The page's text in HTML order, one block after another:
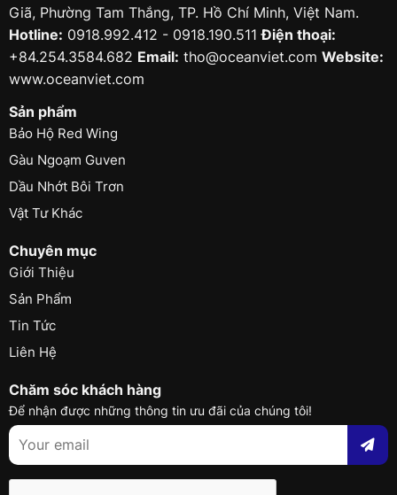
Giã, Phường Tam Thắng, TP. Hồ Chí Minh, Việt Nam.
Hotline: 0918.992.412 - 0918.190.511Điện thoại:
+84.254.3584.682 Email: tho@oceanviet.com Website:
www.oceanviet.com
Sản phẩm
Bảo Hộ Red Wing
Gàu Ngoạm Guven
Dầu Nhớt Bôi Trơn
Vật Tư Khác
Chuyên mục
Giới Thiệu
Sản Phẩm
Tin Tức
Liên Hệ
Chăm sóc khách hàng
Để nhận được những thông tin ưu đãi của chúng tôi!